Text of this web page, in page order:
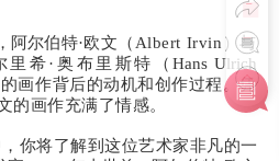
阿尔伯特·欧文 （Albert Irvin）与
里希·奥布里斯特
（Hans Ulrich
画作背后的动机和创作过程。凭
的画作充满了情感。
你将了解到这位艺术家非凡的一